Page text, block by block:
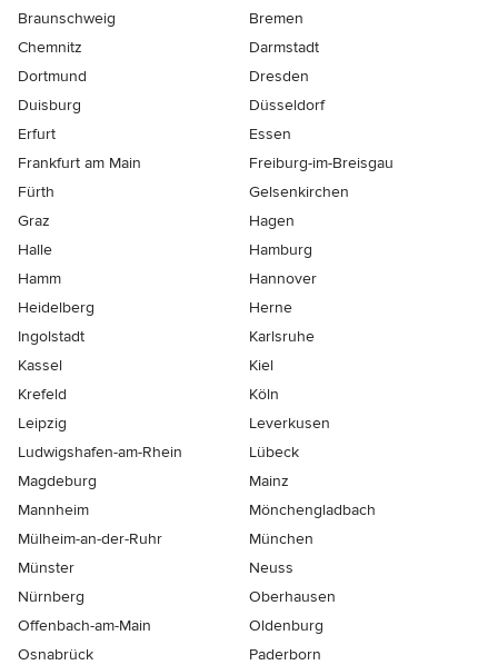
Braunschweig
Bremen
Chemnitz
Darmstadt
Dortmund
Dresden
Duisburg
Düsseldorf
Erfurt
Essen
Frankfurt am Main
Freiburg-im-Breisgau
Fürth
Gelsenkirchen
Graz
Hagen
Halle
Hamburg
Hamm
Hannover
Heidelberg
Herne
Ingolstadt
Karlsruhe
Kassel
Kiel
Krefeld
Köln
Leipzig
Leverkusen
Ludwigshafen-am-Rhein
Lübeck
Magdeburg
Mainz
Mannheim
Mönchen­gladbach
Mülheim-an-der-Ruhr
München
Münster
Neuss
Nürnberg
Oberhausen
Offenbach-am-Main
Oldenburg
Osnabrück
Paderborn